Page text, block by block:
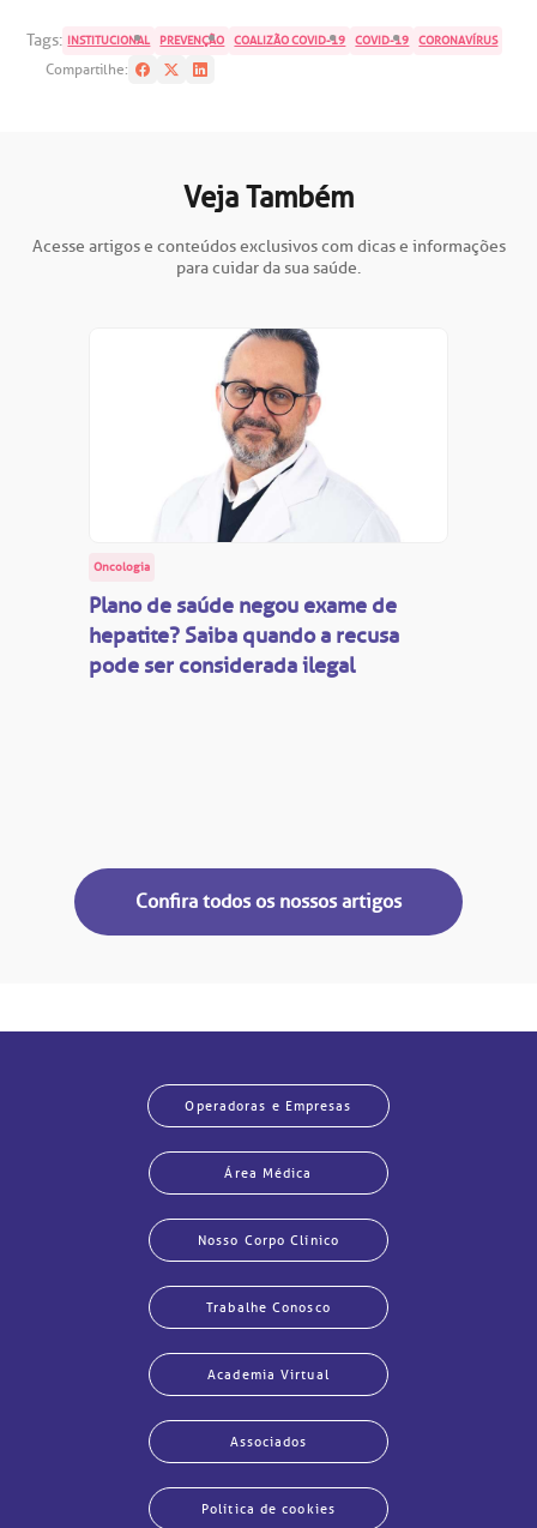
Tags: INSTITUCIONAL PREVENÇÃO COALIZÃO COVID-19 COVID-19 CORONAVÍRUS
Compartilhe:
Veja Também
Acesse artigos e conteúdos exclusivos com dicas e informações
para cuidar da sua saúde.
Oncologia
Plano de saúde negou exame de
hepatite? Saiba quando a recusa
pode ser considerada ilegal
Confira todos os nossos artigos
Operadoras e Empresas
Área Médica
Nosso Corpo Clínico
Trabalhe Conosco
Academia Virtual
Associados
Política de cookies